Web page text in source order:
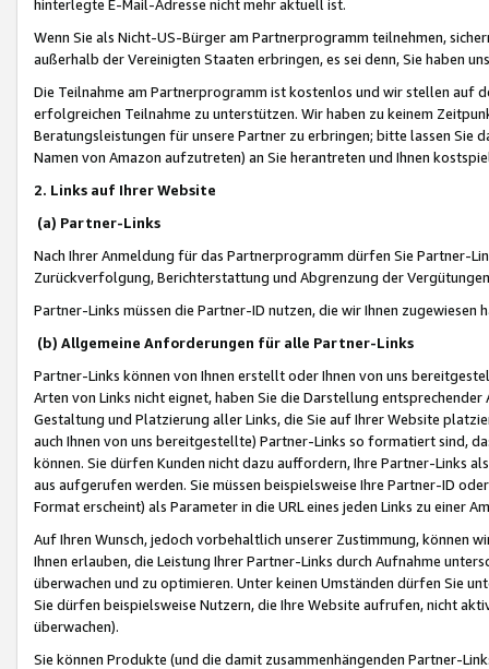
hinterlegte E-Mail-Adresse nicht mehr aktuell ist.
Wenn Sie als Nicht-US-Bürger am Partnerprogramm teilnehmen,
außerhalb der Vereinigten Staaten erbringen, es sei denn, Sie haben
Die Teilnahme am Partnerprogramm ist kostenlos und wir stellen auf
erfolgreichen Teilnahme zu unterstützen. Wir haben zu keinem
Beratungsleistungen für unsere Partner zu erbringen; bitte lassen Sie
Namen von Amazon aufzutreten) an Sie herantreten und Ihnen
2. Links auf Ihrer Website
(a) Partner-Links
Nach Ihrer Anmeldung für das Partnerprogramm dürfen Sie Partner-
Zurückverfolgung, Berichterstattung und Abgrenzung der
Partner-Links müssen die Partner-ID nutzen, die wir Ihnen zugewiesen
(b) Allgemeine Anforderungen für alle Partner-Links
Partner-Links können von Ihnen erstellt oder Ihnen von uns
Arten von Links nicht eignet, haben Sie die Darstellung
Gestaltung und Platzierung aller Links, die Sie auf Ihrer Website
auch Ihnen von uns bereitgestellte) Partner-Links so formatiert sind,
können. Sie dürfen Kunden nicht dazu auffordern, Ihre Partner-Links
aus aufgerufen werden. Sie müssen beispielsweise Ihre Partner-ID
Format erscheint) als Parameter in die URL eines jeden Links zu einer
Auf Ihren Wunsch, jedoch vorbehaltlich unserer Zustimmung, können
Ihnen erlauben, die Leistung Ihrer Partner-Links durch Aufnahme
überwachen und zu optimieren. Unter keinen Umständen dürfen Sie
Sie dürfen beispielsweise Nutzern, die Ihre Website aufrufen, nicht
überwachen).
Sie können Produkte (und die damit zusammenhängenden Partner-